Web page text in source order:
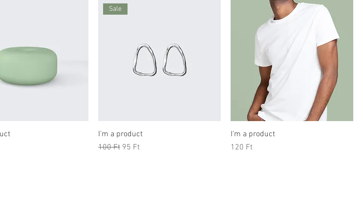
Sale
I'm a product
Regular Price
100 Ft Sale Price
95 Ft
I'm a product
Price
120 Ft